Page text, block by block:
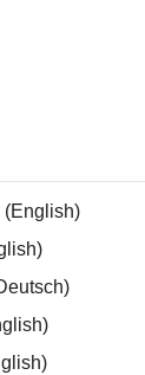
in a
by using the
(English)